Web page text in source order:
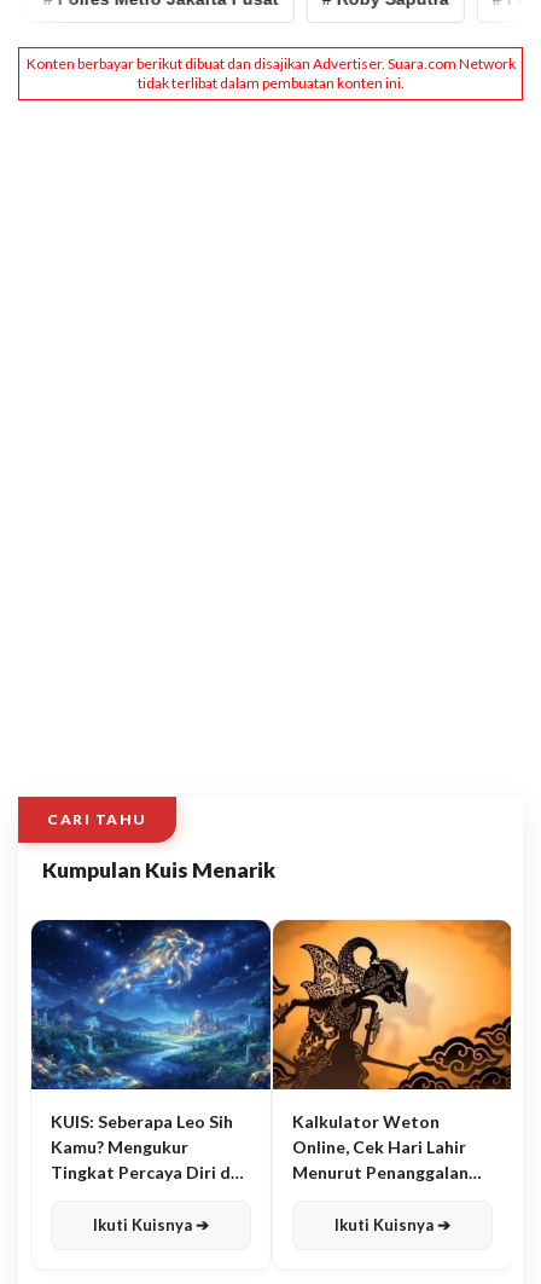
CARI TAHU
Kumpulan Kuis Menarik
KUIS: Seberapa Leo Sih
Kamu? Mengukur
Tingkat Percaya Diri dan
Ikuti Kuisnya ➔
Kalkulator Weton
Online, Cek Hari Lahir
Menurut Penanggalan
Ikuti Kuisnya ➔